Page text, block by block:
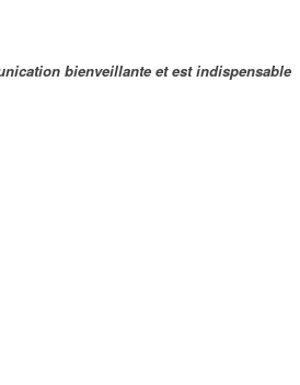
bienveillante et est indispensable